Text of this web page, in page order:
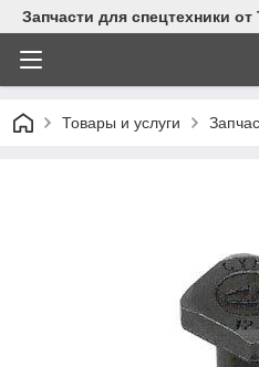
Запчасти для спецтехники
Товары и услуги